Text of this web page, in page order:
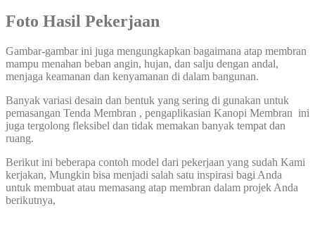
Foto Hasil Pekerjaan
Gambar-gambar ini juga mengungkapkan bagaimana atap membran
mampu menahan beban angin, hujan, dan salju dengan andal,
menjaga keamanan dan kenyamanan di dalam bangunan.
Banyak variasi desain dan bentuk yang sering di gunakan untuk
pemasangan Tenda Membran , pengaplikasian Kanopi Membran ini
juga tergolong fleksibel dan tidak memakan banyak tempat dan
ruang.
Berikut ini beberapa contoh model dari pekerjaan yang sudah Kami
kerjakan, Mungkin bisa menjadi salah satu inspirasi bagi Anda
untuk membuat atau memasang atap membran dalam projek Anda
berikutnya,